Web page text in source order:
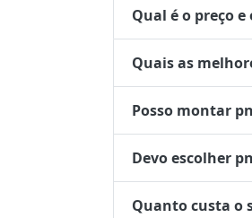
Qual é o preço
Quais as
Posso montar
Devo escolher
Quanto custa o